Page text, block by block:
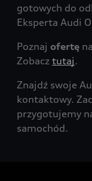
gotowych do
Eksperta Audi
Poznaj ofertę
Zobacz tutaj.
Znajdź swoje
kontaktowy.
przygotujemy
samochód.